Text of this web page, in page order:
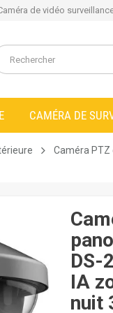
de vidéo
CAMÉRA DE
Caméra PTZ
DS-
IA
nuit